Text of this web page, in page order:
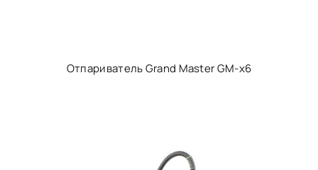
Отпариватель Grand Master GM-x6